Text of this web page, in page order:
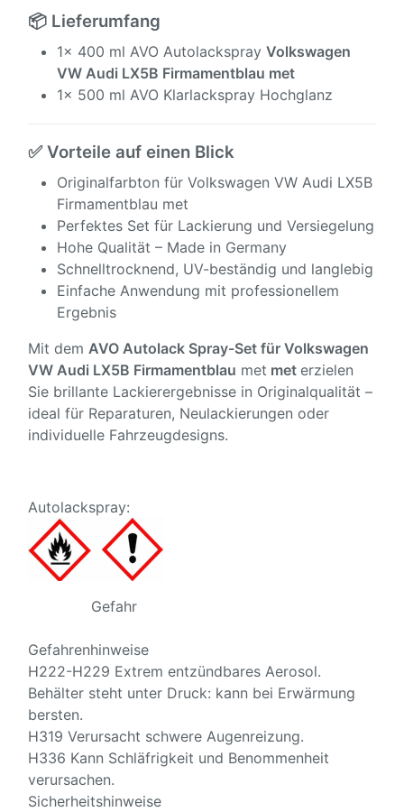
📦 Lieferumfang
1x 400 ml AVO Autolackspray Volkswagen
VW Audi LX5B Firmamentblau met
1x 500 ml AVO Klarlackspray Hochglanz
✅ Vorteile auf einen Blick
Originalfarbton für Volkswagen VW Audi LX5B
Firmamentblau met
Perfektes Set für Lackierung und Versiegelung
Hohe Qualität – Made in Germany
Schnelltrocknend, UV-beständig und langlebig
Einfache Anwendung mit professionellem
Ergebnis
Mit dem AVO Autolack Spray-Set für Volkswagen
VW Audi LX5B Firmamentblau met met erzielen
Sie brillante Lackierergebnisse in Originalqualität –
ideal für Reparaturen, Neulackierungen oder
individuelle Fahrzeugdesigns.
Autolackspray:
Gefahr
Gefahrenhinweise
H222-H229 Extrem entzündbares Aerosol.
Behälter steht unter Druck: kann bei Erwärmung
bersten.
H319 Verursacht schwere Augenreizung.
H336 Kann Schläfrigkeit und Benommenheit
verursachen.
Sicherheitshinweise